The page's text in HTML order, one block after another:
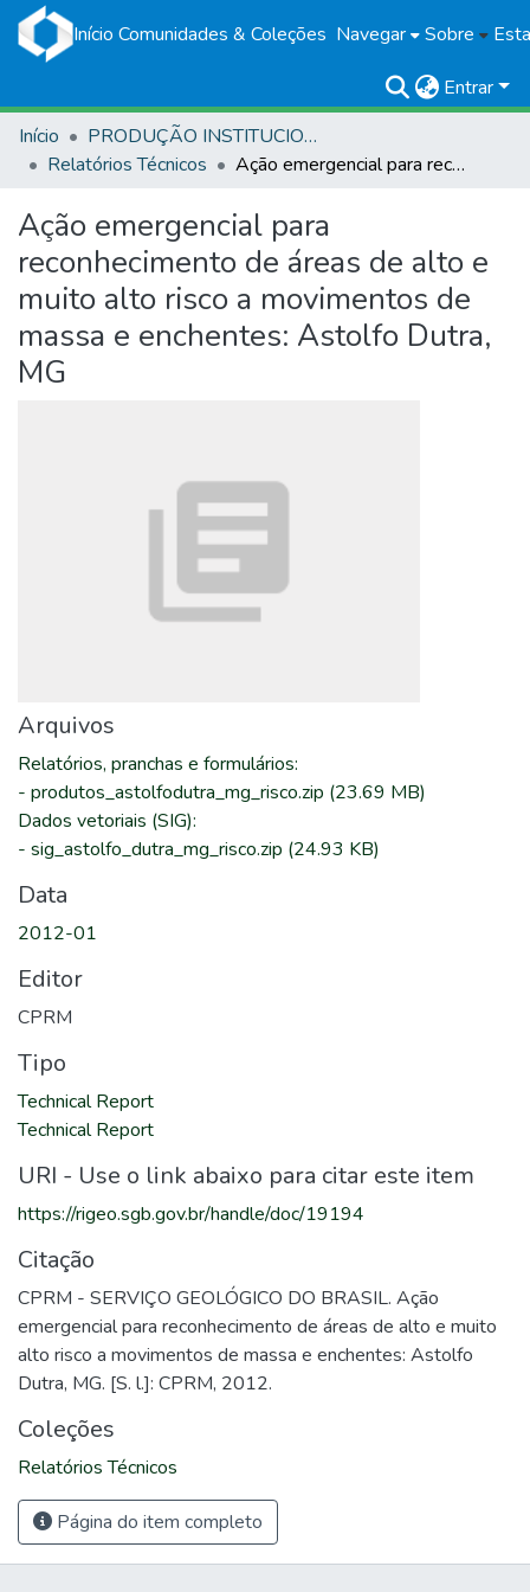
Início Comunidades & Coleções Navegar Sobre
Entrar
Início
PRODUÇÃO INSTITUCIONAL
Relatórios Técnicos
Ação emergencial para reconhecimento de áreas de alto e muito alto risco a movimentos de massa e enchentes: Astolfo Dutra, MG
Ação emergencial para
reconhecimento de áreas de alto e
muito alto risco a movimentos de
massa e enchentes: Astolfo Dutra,
MG
Arquivos
Relatórios, pranchas e formulários:
- produtos_astolfodutra_mg_risco.zip (23.69 MB)
Dados vetoriais (SIG):
- sig_astolfo_dutra_mg_risco.zip (24.93 KB)
Data
2012-01
Editor
CPRM
Tipo
Technical Report
Technical Report
URI - Use o link abaixo para citar este item
https://rigeo.sgb.gov.br/handle/doc/19194
Citação
CPRM - SERVIÇO GEOLÓGICO DO BRASIL. Ação
emergencial para reconhecimento de áreas de alto e muito
alto risco a movimentos de massa e enchentes: Astolfo
Dutra, MG. [S. l.]: CPRM, 2012.
Coleções
Relatórios Técnicos
Página do item completo